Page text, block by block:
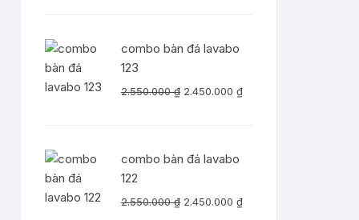
combo bàn đá lavabo
123
2.550.000₫ Giá
2.450.000 ₫Giá
combo bàn đá lavabo
122
2.550.000₫ Giá
2.450.000 ₫Giá